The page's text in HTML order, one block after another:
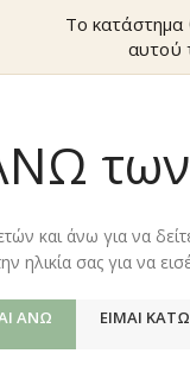
και άνω για να
ηλικία σας για να
ΆΝΩ ΕΊΜΑΙ
Το κατάστημα
αυτού